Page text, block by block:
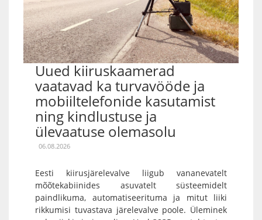
Uued kiiruskaamerad
vaatavad ka turvavööde ja
mobiiltelefonide kasutamist
ning kindlustuse ja
ülevaatuse olemasolu
06.08.2026
Eesti kiirusjärelevalve liigub vananevatelt
mõõtekabiinides asuvatelt süsteemidelt
paindlikuma, automatiseerituma ja mitut liiki
rikkumisi tuvastava järelevalve poole. Üleminek